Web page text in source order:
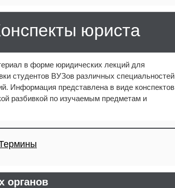
юриста
в форме юридических лекций для
студентов ВУЗов различных специальностей
Информация представлена в виде конспектов
разбивкой по изучаемым предметам и
органов